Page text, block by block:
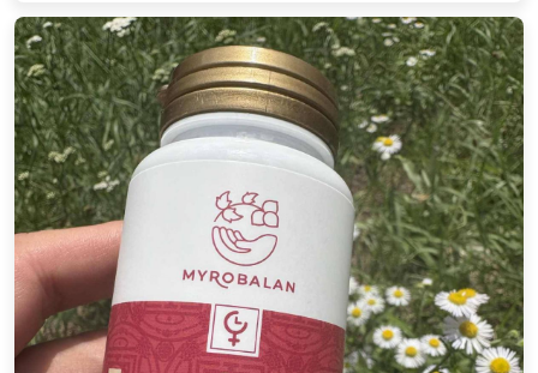
szagtalan formulájával ideális választás
mindazoknak, akik természetes módon
szeretnék támogatni szívük és
immunrendszerük egészségét.